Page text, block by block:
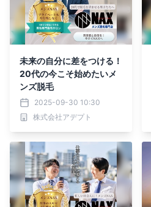
未来の自分に差をつける！
20代の今こそ始めたいメ
ンズ脱毛
2025-09-30 10:30
株式会社アデプト